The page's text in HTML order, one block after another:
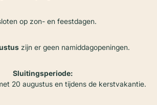
op zon- en feestdagen.
zijn er geen namiddagopeningen.
Sluitingsperiode:
20 augustus en tijdens de kerstvakantie.